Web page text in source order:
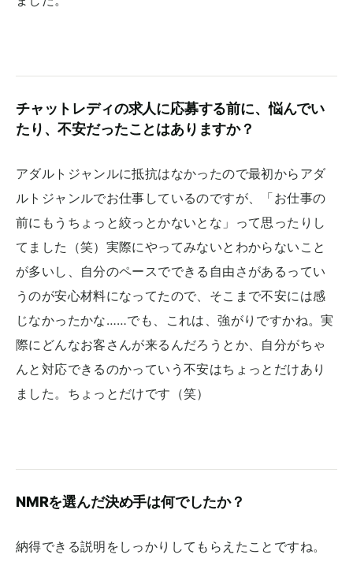
チャットレディの求人に応募する前に、悩んでい
たり、不安だったことはありますか？
アダルトジャンルに抵抗はなかったので最初からアダ
ルトジャンルでお仕事しているのですが、「お仕事の
前にもうちょっと絞っとかないとな」って思ったりし
てました（笑）実際にやってみないとわからないこと
が多いし、自分のペースでできる自由さがあるってい
うのが安心材料になってたので、そこまで不安には感
じなかったかな……でも、これは、強がりですかね。実
際にどんなお客さんが来るんだろうとか、自分がちゃ
んと対応できるのかっていう不安はちょっとだけあり
ました。ちょっとだけです（笑）
NMRを選んだ決め手は何でしたか？
納得できる説明をしっかりしてもらえたことですね。